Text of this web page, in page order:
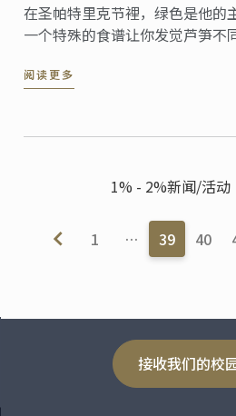
在圣帕特里克节裡，绿色是他的
一个特殊的食谱让你发觉芦笋不
阅读更多
1% - 2%新闻/活动
1 … 39 40
接收我们的校